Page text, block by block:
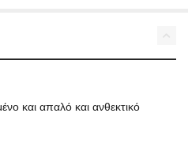
και απαλό και ανθεκτικό